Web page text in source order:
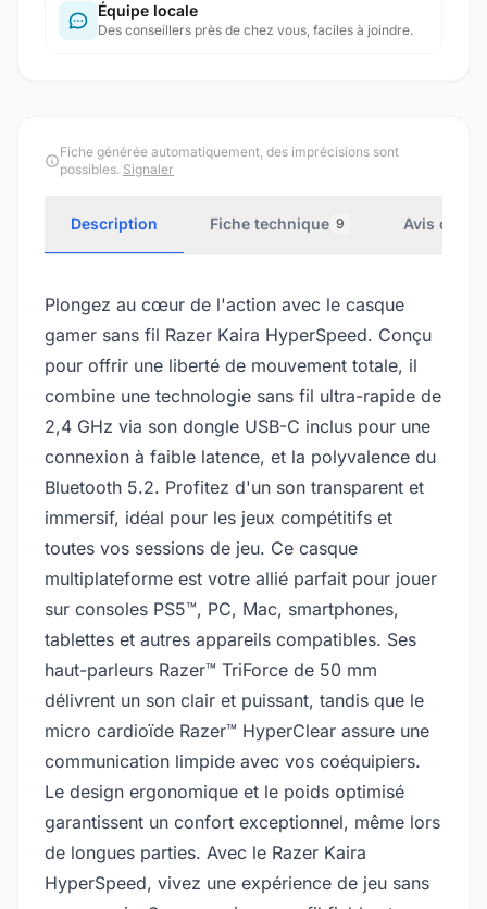
Équipe locale
Des conseillers près de chez vous, faciles à joindre.
Fiche générée automatiquement, des imprécisions sont
possibles. Signaler
Description Fiche technique 9 Avis
Plongez au cœur de l'action avec le casque
gamer sans fil Razer Kaira HyperSpeed. Conçu
pour offrir une liberté de mouvement totale, il
combine une technologie sans fil ultra-rapide de
2,4 GHz via son dongle USB-C inclus pour une
connexion à faible latence, et la polyvalence du
Bluetooth 5.2. Profitez d'un son transparent et
immersif, idéal pour les jeux compétitifs et
toutes vos sessions de jeu. Ce casque
multiplateforme est votre allié parfait pour jouer
sur consoles PS5™, PC, Mac, smartphones,
tablettes et autres appareils compatibles. Ses
haut-parleurs Razer™ TriForce de 50 mm
délivrent un son clair et puissant, tandis que le
micro cardioïde Razer™ HyperClear assure une
communication limpide avec vos coéquipiers.
Le design ergonomique et le poids optimisé
garantissent un confort exceptionnel, même lors
de longues parties. Avec le Razer Kaira
HyperSpeed, vivez une expérience de jeu sans